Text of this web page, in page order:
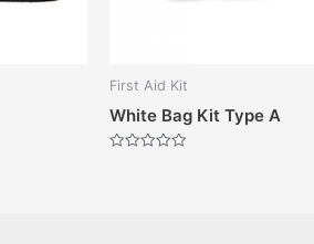
First Aid Kit
White Bag Kit Type A